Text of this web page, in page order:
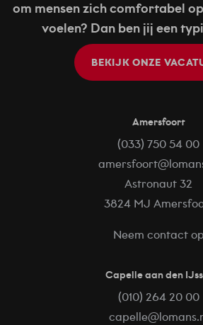
om mensen zich comfortabel
voelen? Dan ben jij een
BEKIJK ONZE
Amersfoort
(033) 750 54 00
Astronaut 32
3824 MJ
Neem contact op
Capelle aan den
(010) 264 20 00